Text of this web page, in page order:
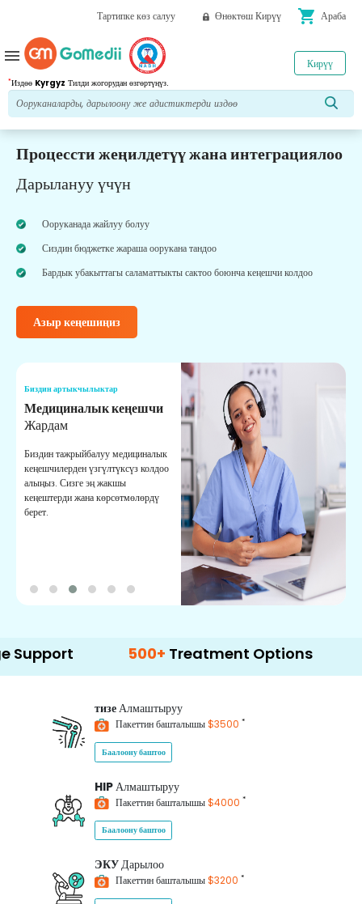
Тартипке көз салуу Өнөктөш Кирүү shopping_cart Араба
*Издөө Kyrgyz Тилди жогорудан өзгөртүңүз.
Кирүү
menu
Процессти жеңилдетүү жана интеграциялоо
Дарылануу үчүн
Ооруканада жайлуу болуу
Сиздин бюджетке жараша оорукана тандоо
Бардык убакыттагы саламаттыкты сактоо боюнча кеңешчи колдоо
Азыр кеңешиңиз
Биздин артыкчылыктар
Медициналык кеңешчи
Жардам
Биздин тажрыйбалуу медициналык
кеңешчилерден үзгүлтүксүз колдоо
алыңыз. Сизге эң жакшы
кеңештерди жана көрсөтмөлөрдү
берет.
500+ Treatment Options
тизеАлмаштыруу
Пакеттин башталышы$3500 *
Баалоону баштоо
HIPАлмаштыруу
Пакеттин башталышы$4000 *
Баалоону баштоо
ЭКУДарылоо
Пакеттин башталышы$3200 *